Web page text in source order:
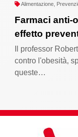
Alimentazione,
Farmaci anti-
effetto
Il professor
contro l'obesità,
queste…